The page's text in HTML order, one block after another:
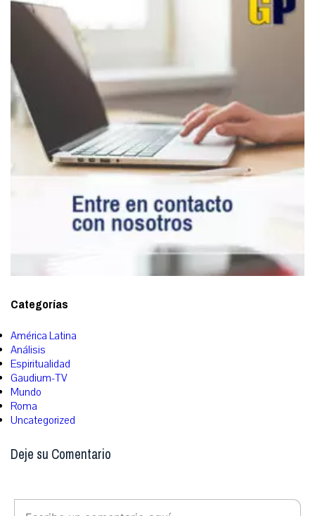
Categorías
América Latina
Análisis
Espiritualidad
Gaudium-TV
Mundo
Roma
Uncategorized
Deje su Comentario